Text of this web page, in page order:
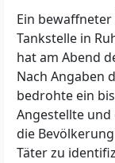
Ein
Tankstelle in
hat am Abend
Nach Angaben
bedrohte ein
Angestellte
die
Täter zu